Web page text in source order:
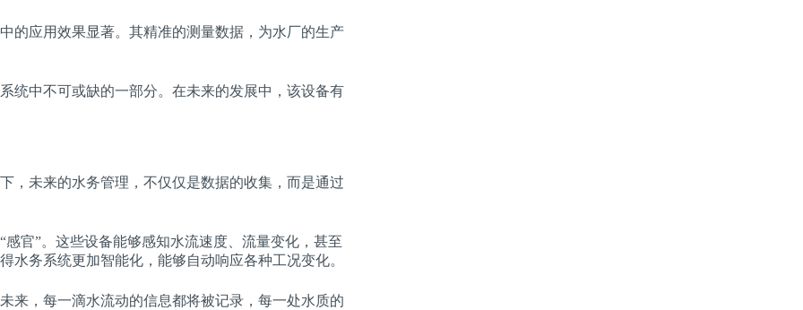
应用效果显著。其精准的测量数据，为水厂的生产
中不可或缺的一部分。在未来的发展中，该设备有
，未来的水务管理，不仅仅是数据的收集，而是通过
官”。这些设备能够感知水流速度、流量变化，甚至
务系统更加智能化，能够自动响应各种工况变化。
来，每一滴水流动的信息都将被记录，每一处水质的